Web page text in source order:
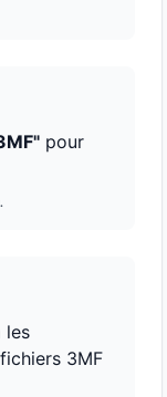
pour
les
3MF